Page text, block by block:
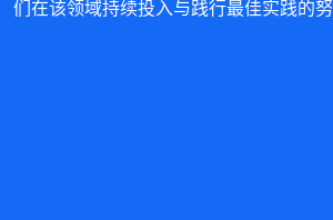
们在该领域持续投入与践行最佳实践的努